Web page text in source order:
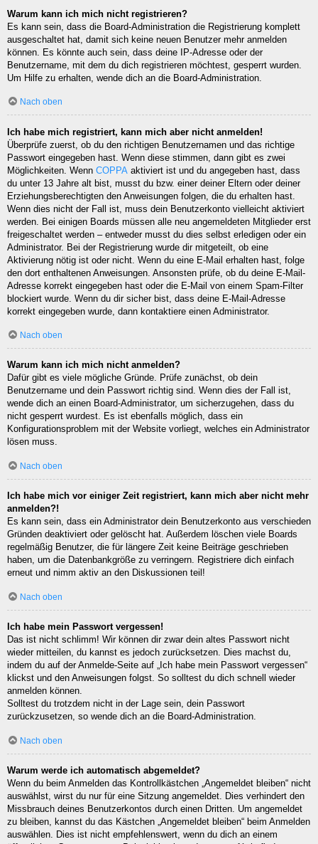
Warum kann ich mich nicht registrieren?
Es kann sein, dass die Board-Administration die Registrierung komplett
ausgeschaltet hat, damit sich keine neuen Benutzer mehr anmelden
können. Es könnte auch sein, dass deine IP-Adresse oder der
Benutzername, mit dem du dich registrieren möchtest, gesperrt wurden.
Um Hilfe zu erhalten, wende dich an die Board-Administration.
Nach oben
Ich habe mich registriert, kann mich aber nicht anmelden!
Überprüfe zuerst, ob du den richtigen Benutzernamen und das richtige
Passwort eingegeben hast. Wenn diese stimmen, dann gibt es zwei
Möglichkeiten. Wenn COPPA aktiviert ist und du angegeben hast, dass
du unter 13 Jahre alt bist, musst du bzw. einer deiner Eltern oder deiner
Erziehungsberechtigten den Anweisungen folgen, die du erhalten hast.
Wenn dies nicht der Fall ist, muss dein Benutzerkonto vielleicht aktiviert
werden. Bei einigen Boards müssen alle neu angemeldeten Mitglieder erst
freigeschaltet werden – entweder musst du dies selbst erledigen oder ein
Administrator. Bei der Registrierung wurde dir mitgeteilt, ob eine
Aktivierung nötig ist oder nicht. Wenn du eine E-Mail erhalten hast, folge
den dort enthaltenen Anweisungen. Ansonsten prüfe, ob du deine E-Mail-
Adresse korrekt eingegeben hast oder die E-Mail von einem Spam-Filter
blockiert wurde. Wenn du dir sicher bist, dass deine E-Mail-Adresse
korrekt eingegeben wurde, dann kontaktiere einen Administrator.
Nach oben
Warum kann ich mich nicht anmelden?
Dafür gibt es viele mögliche Gründe. Prüfe zunächst, ob dein
Benutzername und dein Passwort richtig sind. Wenn dies der Fall ist,
wende dich an einen Board-Administrator, um sicherzugehen, dass du
nicht gesperrt wurdest. Es ist ebenfalls möglich, dass ein
Konfigurationsproblem mit der Website vorliegt, welches ein Administrator
lösen muss.
Nach oben
Ich habe mich vor einiger Zeit registriert, kann mich aber nicht mehr
anmelden?!
Es kann sein, dass ein Administrator dein Benutzerkonto aus verschieden
Gründen deaktiviert oder gelöscht hat. Außerdem löschen viele Boards
regelmäßig Benutzer, die für längere Zeit keine Beiträge geschrieben
haben, um die Datenbankgröße zu verringern. Registriere dich einfach
erneut und nimm aktiv an den Diskussionen teil!
Nach oben
Ich habe mein Passwort vergessen!
Das ist nicht schlimm! Wir können dir zwar dein altes Passwort nicht
wieder mitteilen, du kannst es jedoch zurücksetzen. Dies machst du,
indem du auf der Anmelde-Seite auf „Ich habe mein Passwort vergessen“
klickst und den Anweisungen folgst. So solltest du dich schnell wieder
anmelden können.
Solltest du trotzdem nicht in der Lage sein, dein Passwort
zurückzusetzen, so wende dich an die Board-Administration.
Nach oben
Warum werde ich automatisch abgemeldet?
Wenn du beim Anmelden das Kontrollkästchen „Angemeldet bleiben“ nicht
auswählst, wirst du nur für eine Sitzung angemeldet. Dies verhindert den
Missbrauch deines Benutzerkontos durch einen Dritten. Um angemeldet
zu bleiben, kannst du das Kästchen „Angemeldet bleiben“ beim Anmelden
auswählen. Dies ist nicht empfehlenswert, wenn du dich an einem